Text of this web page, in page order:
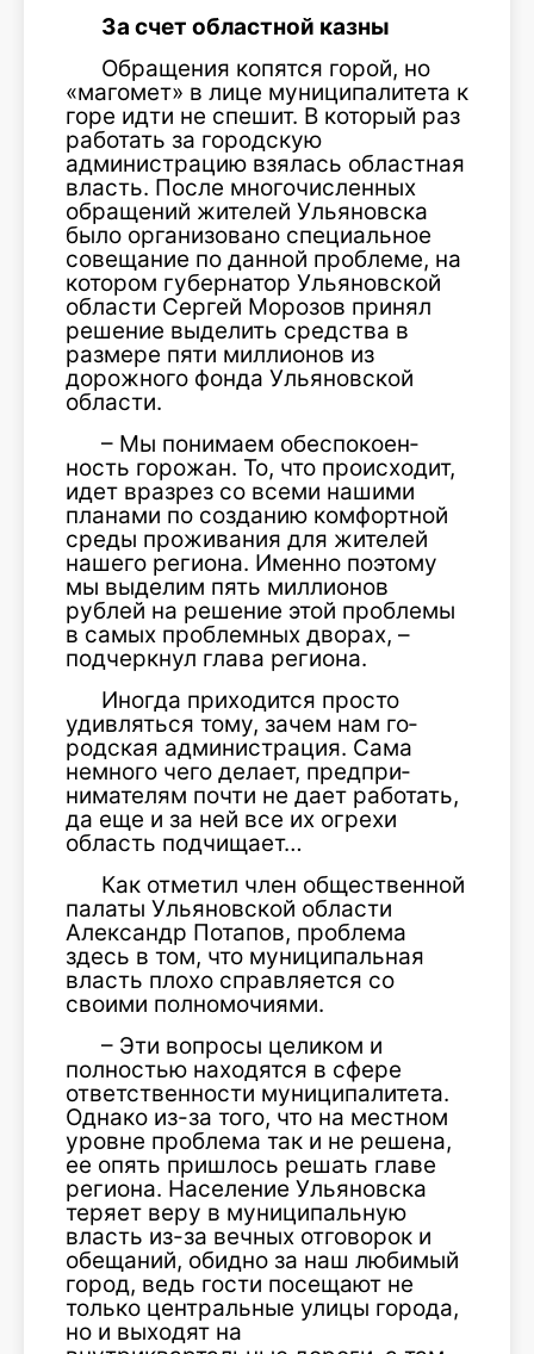
За счет областной казны
Обращения копятся горой, но
«магомет» в лице муниципали­тета к
горе идти не спешит. В который раз
работать за город­скую
администрацию взялась областная
власть. После много­численных
обращений жителей Ульяновска
было организовано специальное
совещание по данной проблеме, на
котором губернатор Ульяновской
об­ласти Сергей Морозов принял
решение выделить средства в
размере пяти миллионов из
дорожного фонда Ульяновской
области.
– Мы понимаем обеспокоен­
ность горожан. То, что проис­ходит,
идет вразрез со всеми нашими
планами по созданию комфортной
среды проживания для жителей
нашего региона. Именно поэтому
мы выделим пять миллионов
рублей на реше­ние этой проблемы
в самых про­блемных дворах, –
подчеркнул глава региона.
Иногда приходится просто
удивляться тому, зачем нам го­
родская администрация. Сама
немного чего делает, предпри­
нимателям почти не дает ра­ботать,
да еще и за ней все их огрехи
область подчищает…
Как отметил член обще­ственной
палаты Ульяновской области
Александр Потапов, проблема
здесь в том, что муниципальная
власть плохо справляется со
своими полно­мочиями.
– Эти вопросы целиком и
полностью находятся в сфере
ответственности муниципали­тета.
Однако из-за того, что на местном
уровне проблема так и не решена,
ее опять при­шлось решать главе
региона. Население Ульяновска
теряет веру в муниципальную
власть из-за вечных отговорок и
обе­щаний, обидно за наш люби­мый
город, ведь гости посе­щают не
только центральные улицы города,
но и выходят на